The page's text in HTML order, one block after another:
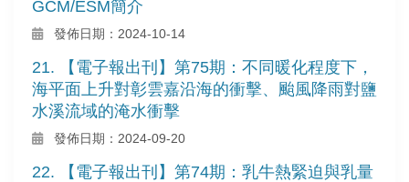
GCM/ESM簡介
發佈日期：2024-10-14
21. 【電子報出刊】第75期：不同暖化程度下，
海平面上升對彰雲嘉沿海的衝擊、颱風降雨對鹽
水溪流域的淹水衝擊
發佈日期：2024-09-20
22. 【電子報出刊】第74期：乳牛熱緊迫與乳量